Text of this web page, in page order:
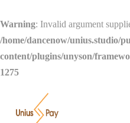
Warning: Invalid argument
/home/dancenow/unius.studio/
content/plugins/unyson/
1275